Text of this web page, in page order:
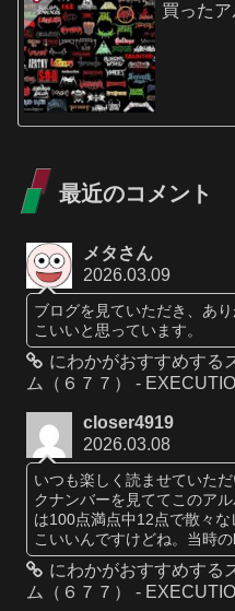
買ったア
最近のコメント
メタさん
2026.03.09
ブログを見ていただき、あ
こいいと思っています。
にわかがおすすめする
ム（６７７） -
closer4919
2026.03.08
いつも楽しく読ませていた
クナンバーを見ててこのア
は100点満点中12点で散々
こいいんですけどね。当時の
にわかがおすすめする
ム（６７７） -